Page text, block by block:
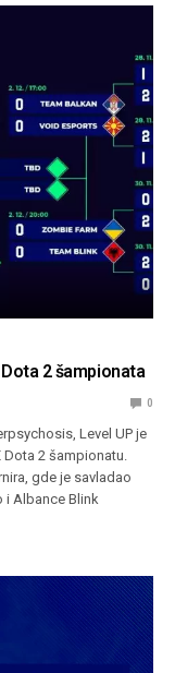
2 šampionata
0
Level UP je
2 šampionatu.
gde je savladao
i Albance Blink